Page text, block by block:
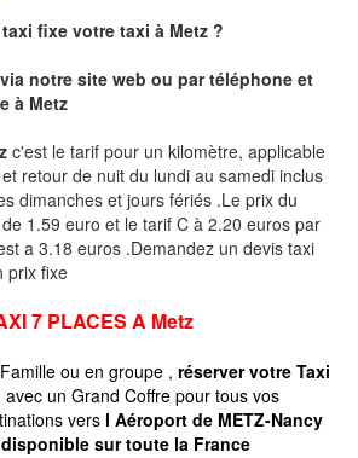
fixe votre taxi à Metz ?
notre site web ou par téléphone et
à Metz
c'est le tarif pour un kilomètre, applicable
retour de nuit du lundi au samedi inclus
dimanches et jours fériés .Le prix du
1.59 euro et le tarif C à 2.20 euros par
a 3.18 euros .Demandez un devis taxi
prix fixe
7 PLACES A Metz
ou en groupe , réserver votre Taxi
avec un Grand Coffre pour tous vos
vers l Aéroport de METZ-Nancy
sur toute la France